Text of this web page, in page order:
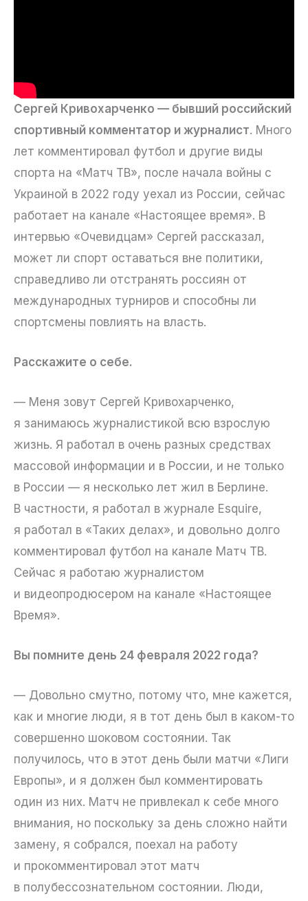
Сергей Кривохарченко — бывший российский
спортивный комментатор и журналист. Много
лет комментировал футбол и другие виды
спорта на «Матч ТВ», после начала войны с
Украиной в 2022 году уехал из России, сейчас
работает на канале «Настоящее время». В
интервью «Очевидцам» Сергей рассказал,
может ли спорт оставаться вне политики,
справедливо ли отстранять россиян от
международных турниров и способны ли
спортсмены повлиять на власть.
Расскажите о себе.
— Меня зовут Сергей Кривохарченко,
я занимаюсь журналистикой всю взрослую
жизнь. Я работал в очень разных средствах
массовой информации и в России, и не только
в России — я несколько лет жил в Берлине.
В частности, я работал в журнале Esquire,
я работал в «Таких делах», и довольно долго
комментировал футбол на канале Матч ТВ.
Сейчас я работаю журналистом
и видеопродюсером на канале «Настоящее
Время».
Вы помните день 24 февраля 2022 года?
— Довольно смутно, потому что, мне кажется,
как и многие люди, я в тот день был в каком-то
совершенно шоковом состоянии. Так
получилось, что в этот день были матчи «Лиги
Европы», и я должен был комментировать
один из них. Матч не привлекал к себе много
внимания, но поскольку за день сложно найти
замену, я собрался, поехал на работу
и прокомментировал этот матч
в полубессознательном состоянии. Люди,